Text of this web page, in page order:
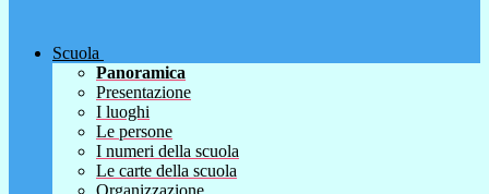
Scuola
Panoramica
Presentazione
I luoghi
Le persone
I numeri della scuola
Le carte della scuola